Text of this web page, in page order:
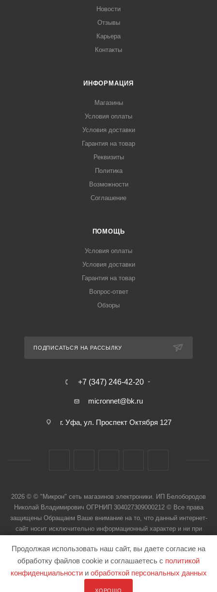
Новости
Отзывы
Карьера
Контакты
ИНФОРМАЦИЯ
Магазины
Условия оплаты
Условия доставки
Гарантия на товар
Реквизиты
Политика
Возможности
Соглашение
ПОМОЩЬ
Условия оплаты
Условия доставки
Гарантия на товар
Вопрос-ответ
Обзоры
ПОДПИСАТЬСЯ НА РАССЫЛКУ
+7 (347) 246-42-20
micronnet@bk.ru
г. Уфа, ул. Проспект Октября 127
2026 © © "Микрон" сеть магазинов электроники. ИП Белобородов
Николай Владимирович ОГРНИП 304027309000212 © Все права
защищены Обращаем Ваше внимание на то, что данный интернет-
сайт носит исключительно информационный характер и ни при
Продолжая использовать наш сайт, вы даете согласие на
обработку файлов cookie и соглашаетесь с политикой
конфиденциальностии обработкой персональных данных
ХОРОШО